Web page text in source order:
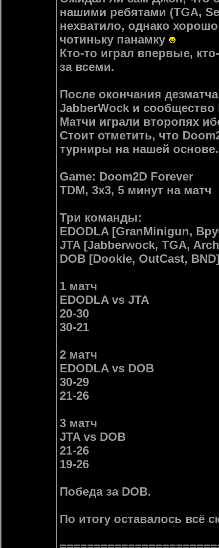
нашими ребятами (TGA,
нехватило, однако
чотиньку панамку
Кто-то играл впервые,
за всеми.
После окончания
JabberWock и сообщество
Матчи играли второпях
Стоит отметить, что
турниры на нашей основе.
Game: Doom2D Forever
TDM, 3х3, 5 минут на матч
Три команды:
EDODLA [GranMinigun,
JTA [Jabberwock, TGA,
DOB [Dookie, OutCast,
1 матч
EDODLA vs JTA
20-30
30-21
2 матч
EDODLA vs DOB
30-29
21-26
3 матч
JTA vs DOB
21-26
19-26
Победа за DOB.
По итогу оставалось всё